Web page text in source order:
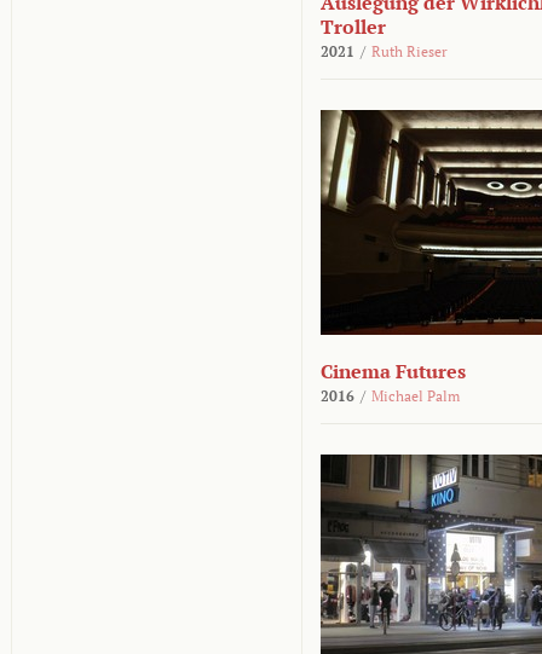
Troller
2021 / Ruth Rieser
Cinema Futures
2016 / Michael Palm